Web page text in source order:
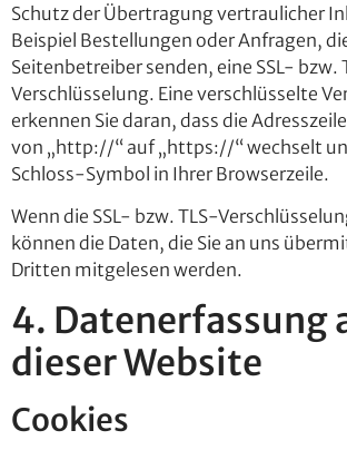
Schutz der Übertragung vertraulicher
Beispiel Bestellungen oder Anfragen,
Seitenbetreiber senden, eine SSL- bzw.
Verschlüsselung. Eine verschlüsselte
erkennen Sie daran, dass die
von „http://“ auf „https://“ wechselt
Schloss-Symbol in Ihrer Browserzeile.
Wenn die SSL- bzw. TLS-
können die Daten, die Sie an uns
Dritten mitgelesen werden.
4. Datenerfassung
dieser Website
Cookies